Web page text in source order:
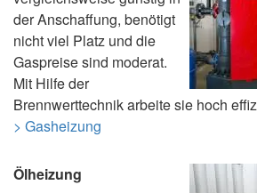
der Anschaffung, benötigt
nicht viel Platz und die
Gaspreise sind moderat.
Mit Hilfe der
Brennwerttechnik arbeite sie hoch
> Gasheizung
Ölheizung